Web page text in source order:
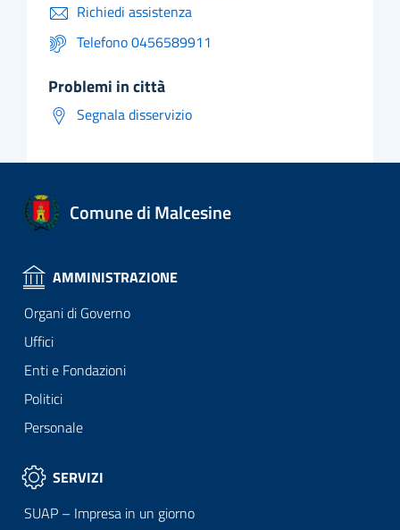
Richiedi assistenza
Telefono 0456589911
problemi in città
Segnala disservizio
Comune di Malcesine
AMMINISTRAZIONE
Organi di Governo
Uffici
Enti e Fondazioni
Politici
Personale
SERVIZI
SUAP – Impresa in un giorno